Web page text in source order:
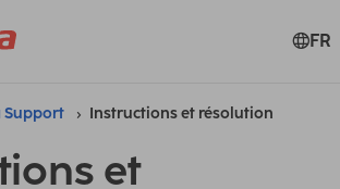
FR
Support Instructions et résolution
et